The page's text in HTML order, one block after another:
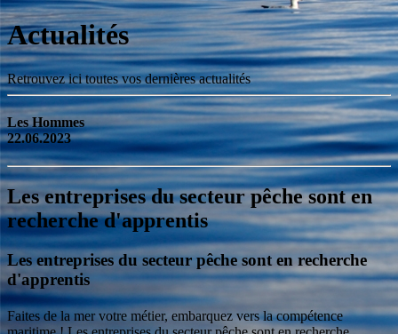
Actualités
Retrouvez ici toutes vos dernières actualités
Les Hommes
22.06.2023
Les entreprises du secteur pêche sont en
recherche d'apprentis
Les entreprises du secteur pêche sont en recherche
d'apprentis
Faites de la mer votre métier, embarquez vers la compétence